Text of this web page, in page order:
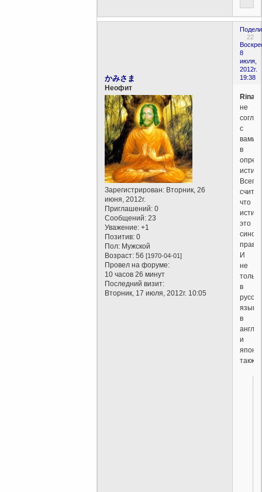
22
8
июля,
2012г.
19:38
かみさま
Неофит
Зарегистрирован: Вторник, 26
июня, 2012г.
Приглашений: 0
Сообщений: 23
Уважение: +1
Позитив: 0
Пол: Мужской
Возраст: 56[1970-04-01]
Провел на форуме:
10 часов 26 минут
Последний визит:
Вторник, 17 июля, 2012г. 10:05
не
с
вами
в
Всегда
что
это
И
не
только
в
языке,
в
и
также.